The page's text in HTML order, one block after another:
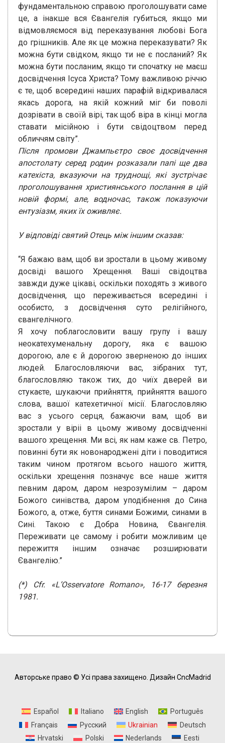
фундаментальною справою проголошувати саме
це, а інакше вся Євангелія губиться, якщо ми
відмовляємося від переказування любові Бога
до грішників. Але як це можна переказувати? Як
можна бути свідком, якщо ти не є посланий? Як
можна бути посланим, якщо ти спочатку не маєш
досвідчення Ісуса Христа? Тому важливою річчю
є те, щоб всередині наших парафій відкривалася
якась дорога, на якій кожний міг би поволі
дозрівати в своїй вірі, так щоб віра в кінці могла
ставати місійною і бути свідоцтвом перед
обличчям світу”.
Після промови Джампьєтро своє досвідчення
апостолату серед родин розказали папі ще два
катехіста, вказуючи на труднощі, які зустрічає
проголошування християнського послання в цій
новій формі, але, водночас, також показуючи
ентузіазм, яких їх оживляє.
У відповіді святий Отець між іншим сказав:
“Я бажаю вам, щоб ви зростали в цьому живому
досвіді вашого Хрещення. Ваші свідоцтва
завжди дуже цікаві, оскільки походять з живого
досвідчення, що переживається всередині і
особисто, з досвідчення суто релігійного,
євангелічного.
Я хочу поблагословити вашу групу і вашу
неокатехуменальну дорогу, яка є вашою
дорогою, але є й дорогою зверненою до інших
людей. Благословляючи вас, зібраних тут,
благословляю також тих, до чиїх дверей ви
стукаєте, шукаючи прийняття, прийняття вашого
слова, вашої катехетичної місії. Благословляю
вас з усього серця, бажаючи вам, щоб ви
зростали у віріі в цьому живому досвідченні
вашого хрещення. Ми всі, як нам каже св. Петро,
повинні бути як новонароджені діти і поводитися
таким чином протягом всього нашого життя,
оскільки хрещення позначує все наше життя
певним даром, даром незрозумілим – даром
Божого синівства, даром уподібнення до Сина
Божого, а, отже, буття синами Божими, синами в
Сині. Такою є Добра Новина, Євангелія.
Переживати це самому і робити можливим це
пережиття іншим означає розширювати
Євангелію.”
(*) Cfr. «L’Osservatore Romano», 16-17 березня
1981.
Авторське право © Усі права захищено. Дизайн CncMadrid
Español Italiano English
Português
Français
Русский Ukrainian
Deutsch
Hrvatski
Polski Nederlands Eesti